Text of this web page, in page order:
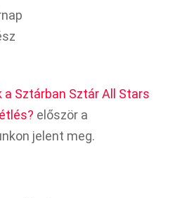
a Sztárban Sztár All Stars
először a
jelent meg.